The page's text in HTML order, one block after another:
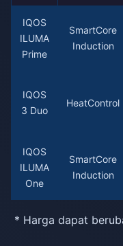
IQOS
ILUMA
Prime
SmartCore
Induction
IQOS
3 Duo
HeatControl
IQOS
ILUMA
One
SmartCore
Induction
* Harga dapat